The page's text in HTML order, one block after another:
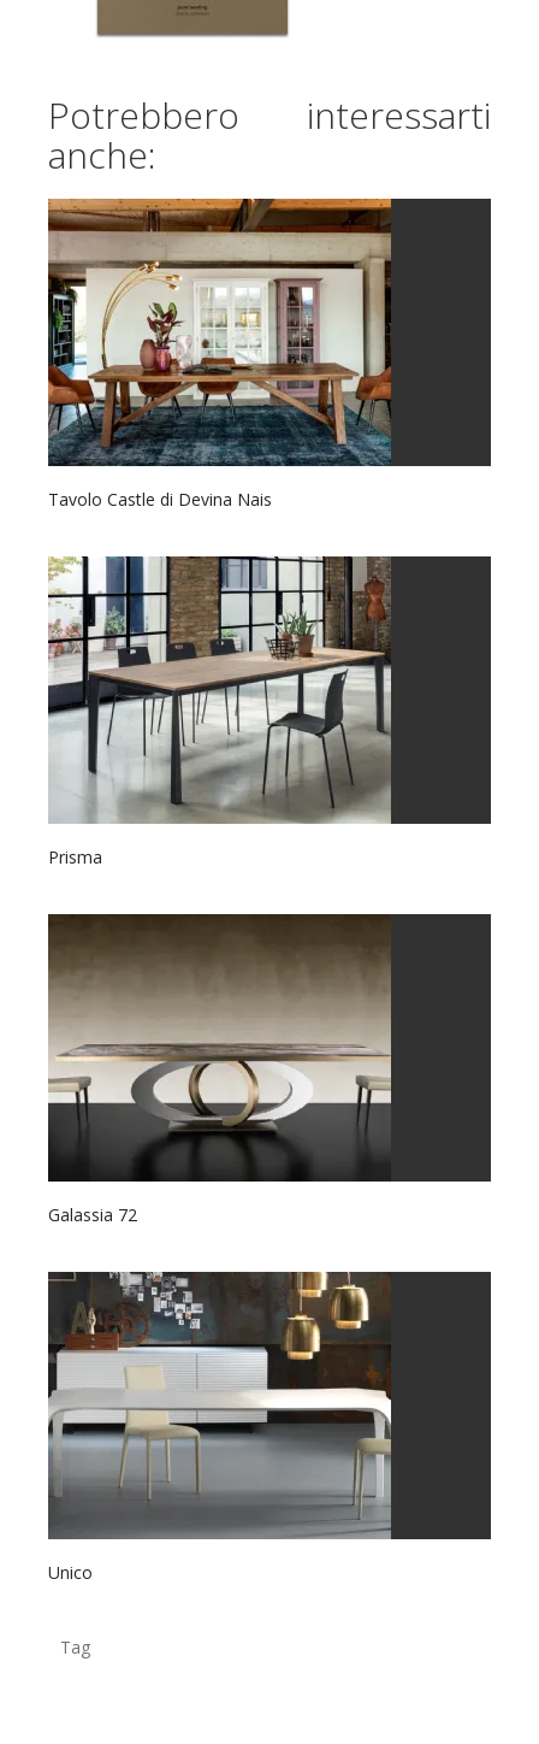
Potrebbero interessarti
anche:
Tavolo Castle di Devina Nais
Prisma
Galassia 72
Unico
Tag